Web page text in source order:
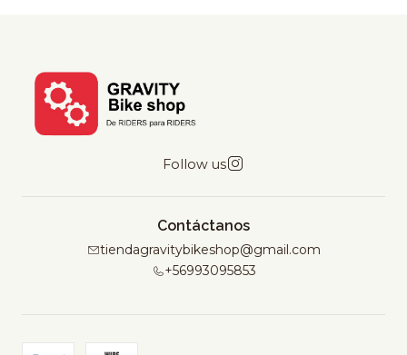
Follow us
Contáctanos
tiendagravitybikeshop@gmail.com
+56993095853